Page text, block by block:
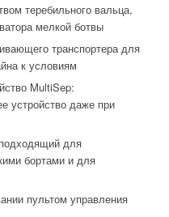
теребильного вальца,
мелкой ботвы
транспортера для
к условиям
MultiSep:
устройство даже при
для
бортами и для
пультом управления